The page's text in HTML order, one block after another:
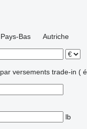
Pays-Bas
Autriche
par versements trade-in (
lb